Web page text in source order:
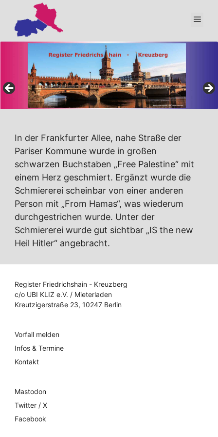
Inhalt
springen
In der Frankfurter Allee, nahe Straße der
Pariser Kommune wurde in großen
schwarzen Buchstaben „Free Palestine“ mit
einem Herz geschmiert. Ergänzt wurde die
Schmiererei scheinbar von einer anderen
Person mit „From Hamas“, was wiederum
durchgestrichen wurde. Unter der
Schmiererei wurde gut sichtbar „IS the new
Heil Hitler“ angebracht.
Register Friedrichshain - Kreuzberg
c/o UBI KLIZ e.V. / Mieterladen
Kreutzigerstraße 23, 10247 Berlin
Vorfall melden
Infos & Termine
Kontakt
Mastodon
Twitter / X
Facebook